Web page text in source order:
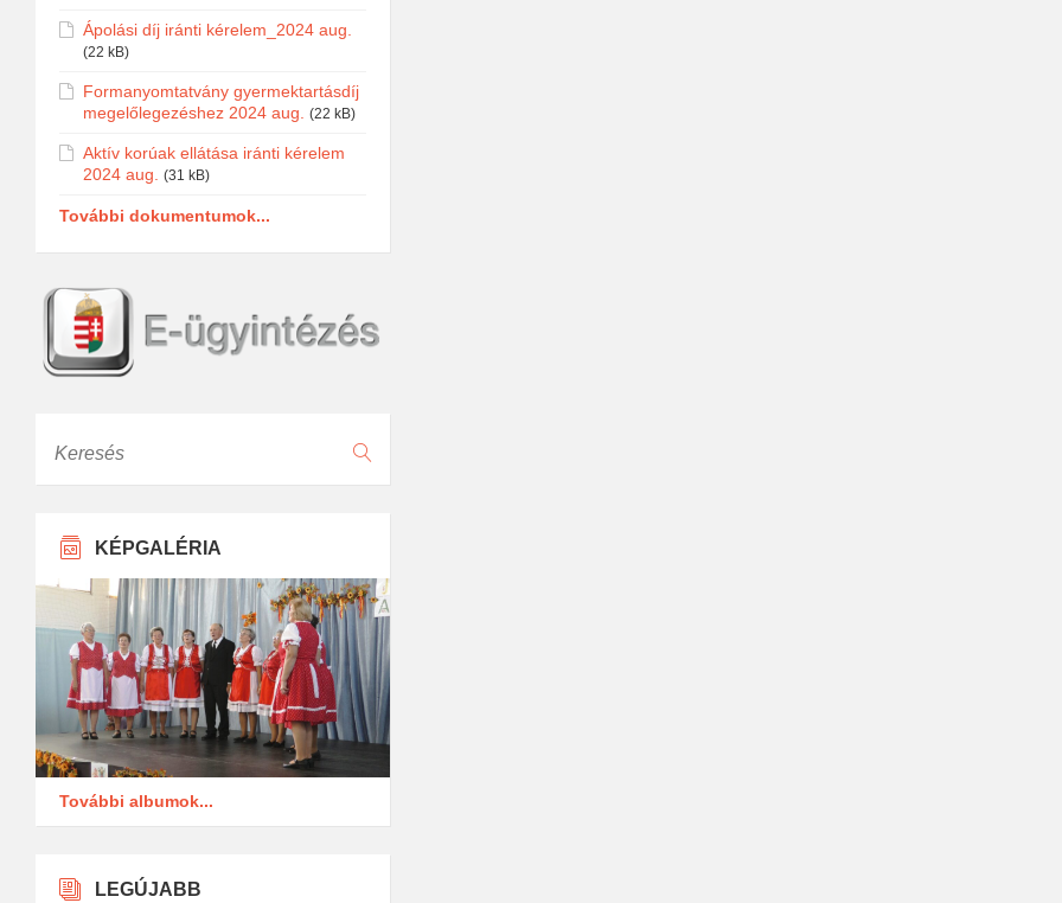
Ápolási díj iránti kérelem_2024 aug.
(22 kB)
Formanyomtatvány gyermektartásdíj
megelőlegezéshez 2024 aug.
(22 kB)
Aktív korúak ellátása iránti kérelem
2024 aug.
(31 kB)
További dokumentumok...
KÉPGALÉRIA
További albumok...
LEGÚJABB